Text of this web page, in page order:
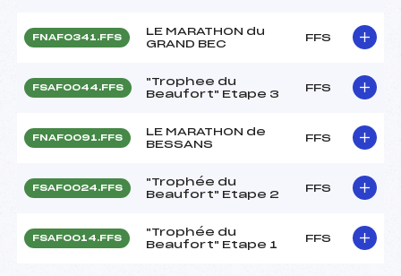
FNAF0341.FFS
LE MARATHON du
GRAND BEC
FFS
FSAF0044.FFS
"Trophee du
Beaufort" Etape 3
FFS
FNAF0091.FFS
LE MARATHON de
BESSANS
FFS
FSAF0024.FFS
"Trophée du
Beaufort" Etape 2
FFS
FSAF0014.FFS
"Trophée du
Beaufort" Etape 1
FFS